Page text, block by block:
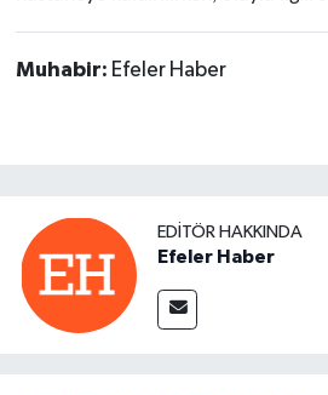
Muhabir: Efeler Haber
EDITÖR HAKKINDA
Efeler Haber